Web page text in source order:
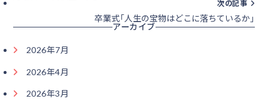
次の記事
卒業式「人生の宝物はどこに落ちているか」
アーカイブ
2026年7月
2026年4月
2026年3月